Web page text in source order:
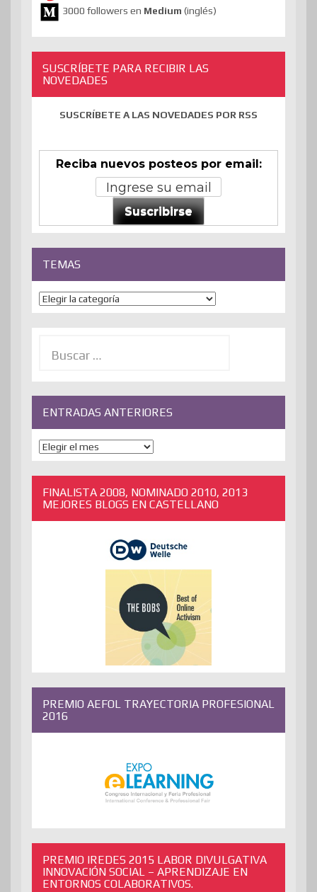
3000 followers en Medium (inglés)
SUSCRÍBETE PARA RECIBIR LAS
NOVEDADES
SUSCRÍBETE A LAS NOVEDADES POR RSS
Reciba nuevos posteos por email:
Suscribirse
TEMAS
Temas
ENTRADAS ANTERIORES
ENTRADAS
ANTERIORES
FINALISTA 2008, NOMINADO 2010, 2013
MEJORES BLOGS EN CASTELLANO
PREMIO AEFOL TRAYECTORIA PROFESIONAL
2016
PREMIO IREDES 2015 LABOR DIVULGATIVA
INNOVACIÓN SOCIAL – APRENDIZAJE EN
ENTORNOS COLABORATIVOS.